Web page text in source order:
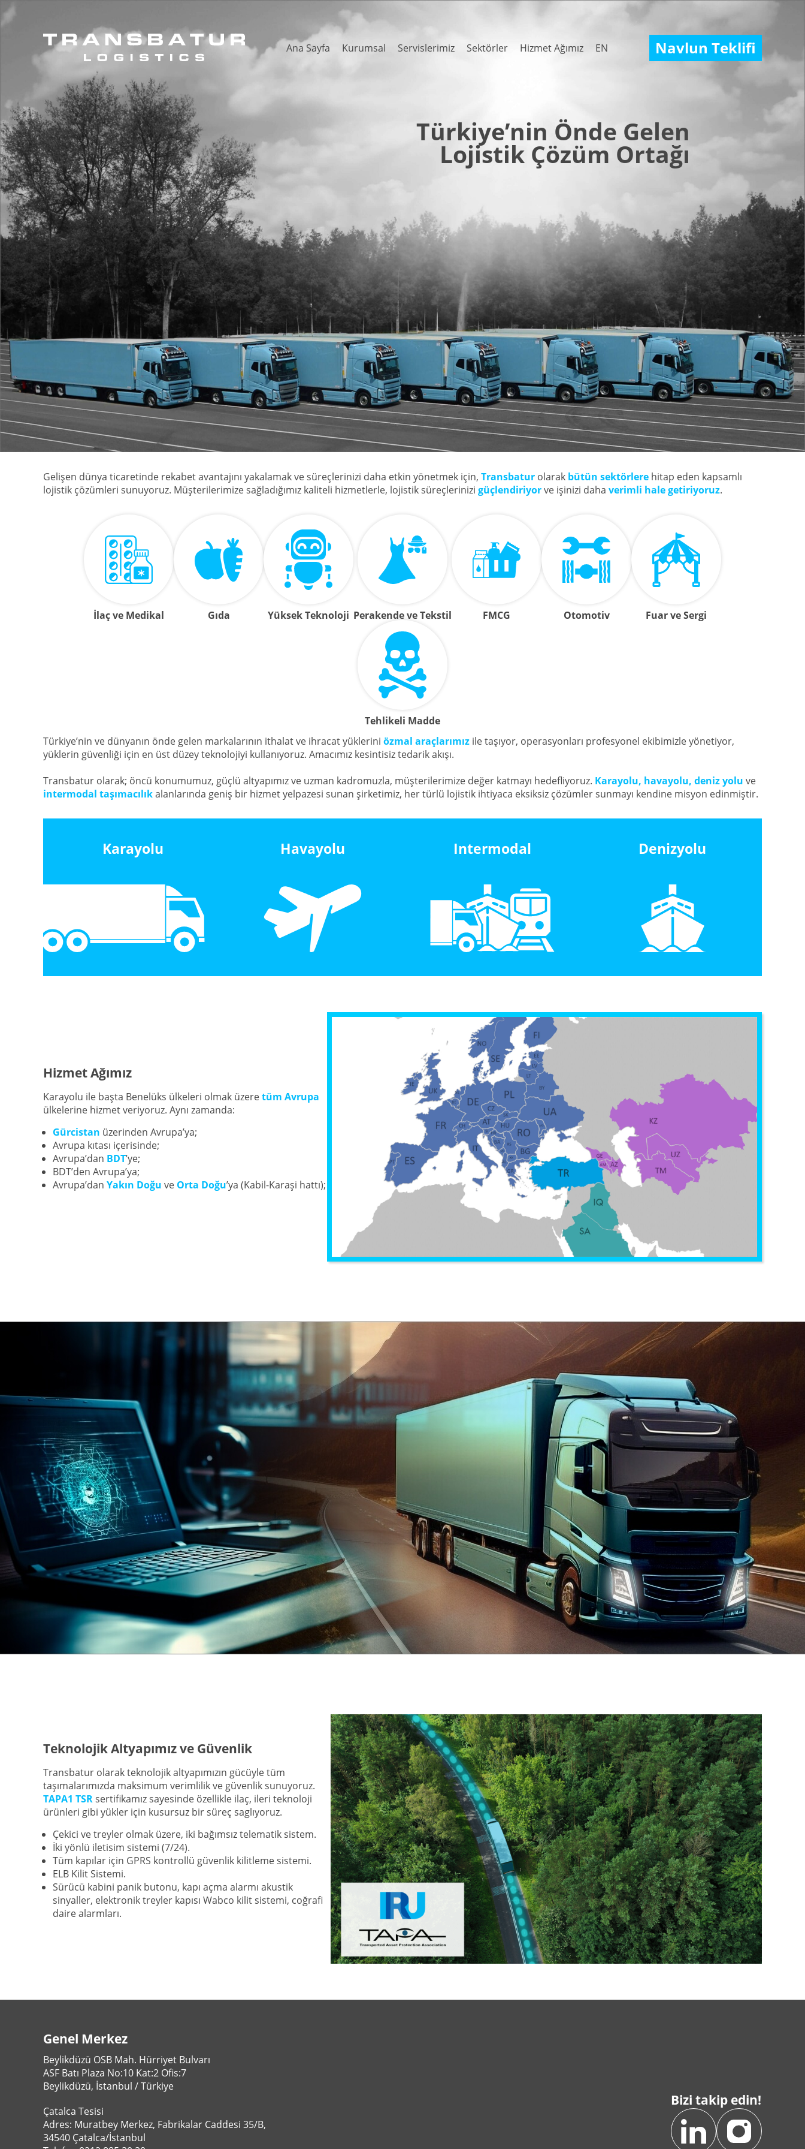
Ana Sayfa Kurumsal Servislerimiz Sektörler Hizmet Ağımız EN Navlun Teklifi
Türkiye’nin Önde Gelen
Lojistik Çözüm Ortağı
Gelişen dünya ticaretinde rekabet avantajını yakalamak ve süreçlerinizi daha etkin yönetmek için, Transbatur olarak bütün sektörlere hitap eden kapsamlı
lojistik çözümleri sunuyoruz. Müşterilerimize sağladığımız kaliteli hizmetlerle, lojistik süreçlerinizi güçlendiriyorve işinizi daha verimli hale getiriyoruz.
İlaç ve Medikal Gıda Yüksek Teknoloji Perakende ve Tekstil FMCG Otomotiv Fuar ve Sergi
Tehlikeli Madde
Türkiye’nin ve dünyanın önde gelen markalarının ithalat ve ihracat yüklerini özmal araçlarımız ile taşıyor, operasyonları profesyonel ekibimizle yönetiyor,
yüklerin güvenliği için en üst düzey teknolojiyi kullanıyoruz. Amacımız kesintisiz tedarik akışı.
Transbatur olarak; öncü konumumuz, güçlü altyapımız ve uzman kadromuzla, müşterilerimize değer katmayı hedefliyoruz. Karayolu, havayolu, deniz yolu ve
intermodal taşımacılıkalanlarında geniş bir hizmet yelpazesi sunan şirketimiz, her türlü lojistik ihtiyaca eksiksiz çözümler sunmayı kendine misyon edinmiştir.
Karayolu Havayolu Intermodal Denizyolu
Hizmet Ağımız
Karayolu ile başta Benelüks ülkeleri olmak üzeretüm Avrupa
ülkelerine hizmet veriyoruz. Aynı zamanda:
Gürcistan üzerinden Avrupa’ya;
Avrupa kıtası içerisinde;
Avrupa’dan BDT’ye;
BDT’den Avrupa’ya;
Avrupa’dan Yakın Doğu ve Orta Doğu’ya (Kabil-Karaşi hattı);
Teknolojik Altyapımız ve Güvenlik
Transbatur olarak teknolojik altyapımızın gücüyle tüm
taşımalarımızda maksimum verimlilik ve güvenlik sunuyoruz.
TAPA1 TSRsertifikamız sayesinde özellikle ilaç, ileri teknoloji
ürünleri gibi yükler için kusursuz bir süreç saglıyoruz.
Çekici ve treyler olmak üzere, iki bağımsız telematik sistem.
İki yönlü iletisim sistemi (7/24).
Tüm kapılar için GPRS kontrollü güvenlik kilitleme sistemi.
ELB Kilit Sistemi.
Sürücü kabini panik butonu, kapı açma alarmı akustik
sinyaller, elektronik treyler kapısı Wabco kilit sistemi, coğrafi
daire alarmları.
Genel Merkez
Beylikdüzü OSB Mah. Hürriyet Bulvarı
ASF Batı Plaza No:10 Kat:2 Ofis:7
Beylikdüzü, İstanbul / Türkiye
Çatalca Tesisi
Adres: Muratbey Merkez, Fabrikalar Caddesi 35/B,
34540 Çatalca/İstanbul
Bizi takip edin!